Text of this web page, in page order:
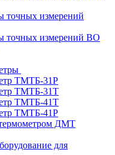
точных измерений
точных измерений ВО
ТМТБ-31Р
ТМТБ-31Т
ТМТБ-41Т
ТМТБ-41Р
ДМТ
для